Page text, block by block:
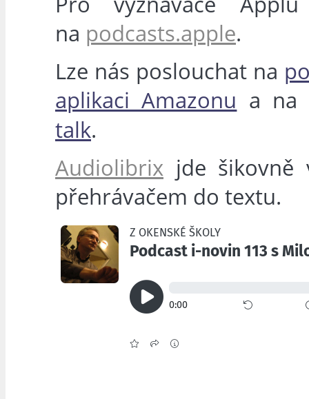
na podcasts.apple.
Lze nás poslouchat na
aplikaci Amazonu a na
talk.
Audiolibrix jde
přehrávačem do textu.